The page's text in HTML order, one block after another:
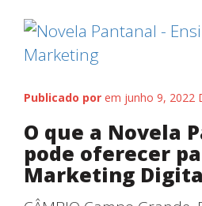
Publicado por em junho 9, 2022
O que a Novela
pode oferecer
Marketing